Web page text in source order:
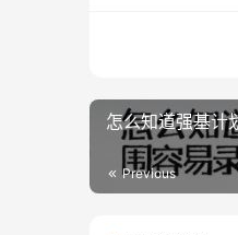
怎么知道强基计
Previous